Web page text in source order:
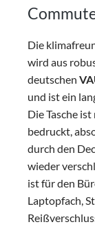
Die
wird aus
deutschen
und ist ein
Die Tasche
bedruckt,
durch den
wieder
ist für den
Laptopfach,